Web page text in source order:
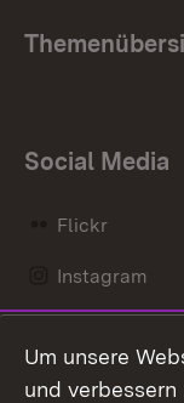
Social Media
Flickr
Instagram
Mastodon
Um unsere
und